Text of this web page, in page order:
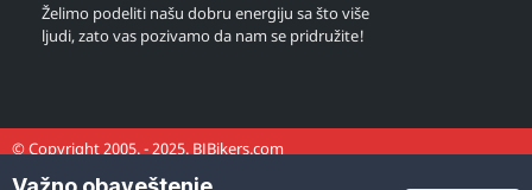
Želimo podeliti našu dobru energiju sa što više
ljudi, zato vas pozivamo da nam se pridružite!
© Copyright 2005. - 2025. BJBikers.com